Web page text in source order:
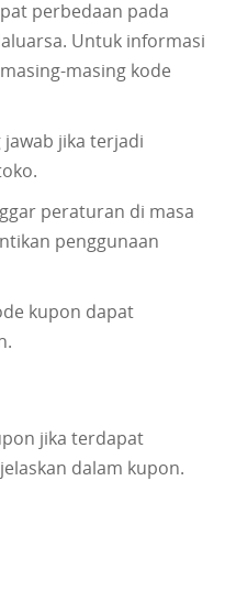
perbedaan pada
Untuk informasi
masing kode
jawab jika terjadi
peraturan di masa
penggunaan
kupon dapat
jika terdapat
dalam kupon.